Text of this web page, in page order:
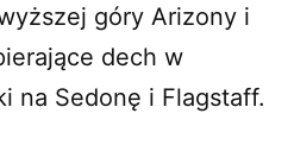
góry Arizony i
dech w
na Sedonę i Flagstaff.